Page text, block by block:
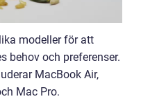
modeller för att
behov och preferenser.
MacBook Air,
Mac Pro.